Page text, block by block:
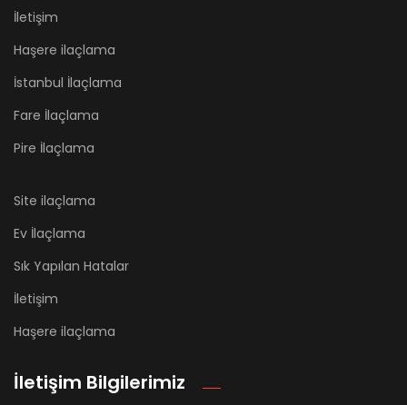
İletişim
Haşere ilaçlama
İstanbul İlaçlama
Fare İlaçlama
Pire İlaçlama
Site ilaçlama
Ev İlaçlama
Sık Yapılan Hatalar
İletişim
Haşere ilaçlama
İletişim Bilgilerimiz